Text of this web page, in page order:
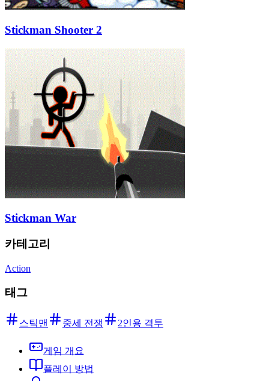
Stickman Shooter 2
Stickman War
카테고리
Action
태그
스틱맨 중세 전쟁 2인용 격투
게임 개요
플레이 방법